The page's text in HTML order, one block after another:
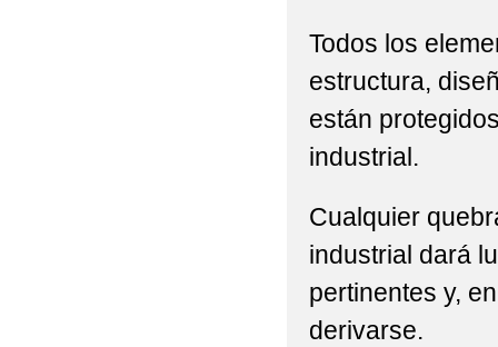
Todos los
estructura,
están
industrial.
Cualquier
industrial dará
pertinentes y,
derivarse.